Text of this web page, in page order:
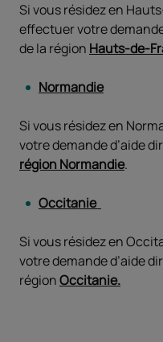
Si vous résidez en
effectuer votre
de la région Hauts-de-
Normandie
Si vous résidez en
votre demande d’aide
région Normandie.
Occitanie
Si vous résidez en
votre demande d’aide
régionOccitanie.